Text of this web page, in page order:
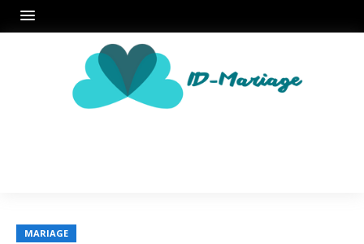
MARIAGE